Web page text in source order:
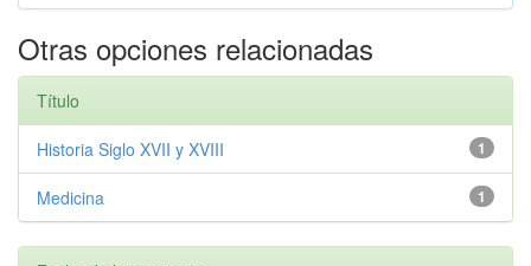
Otras opciones relacionadas
Título
1
Historia Siglo XVII y XVIII
1
Medicina